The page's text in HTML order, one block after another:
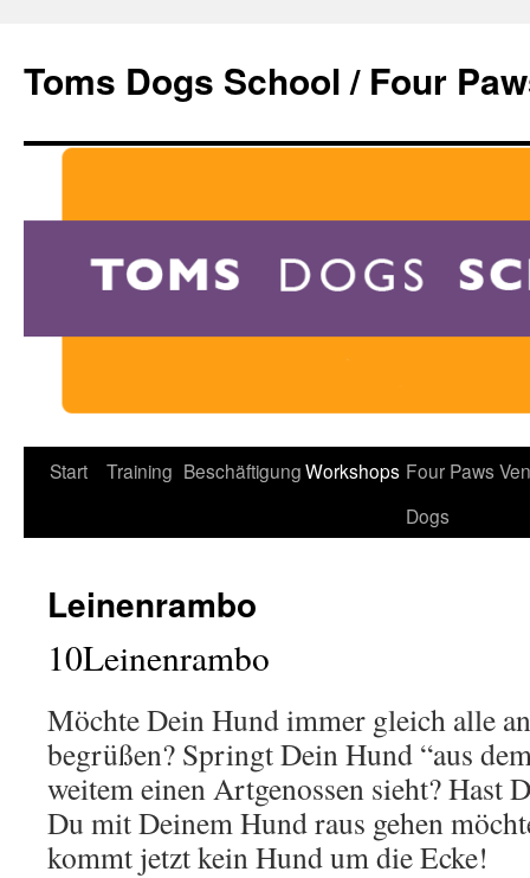
springen
Toms Dogs School / Four
Start Training BeschäftigungWorkshops Four Paws
Dogs
Leinenrambo
10Leinenrambo
Möchte Dein Hund immer gleich alle
begrüßen? Springt Dein Hund “aus
weitem einen Artgenossen sieht? Hast
Du mit Deinem Hund raus gehen
kommt jetzt kein Hund um die Ecke!